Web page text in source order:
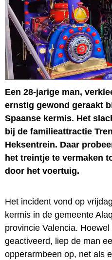
Een 28-jarige man,
ernstig gewond geraakt
Spaanse kermis. Het
bij de familieattractie
Heksentrein. Daar
het treintje te vermaken
door het voertuig.
Het incident vond op
kermis in de gemeente
provincie Valencia.
geactiveerd, liep de man
opperarmbeen op, net als